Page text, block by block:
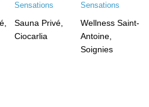
Sauna Privé,
Ciocarlia
Wellness Saint-
Antoine,
Soignies